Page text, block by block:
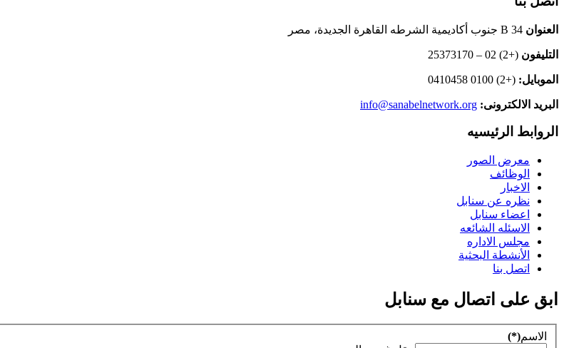
العنوان
التليفون (+2) 02 – 25373170
الموبايل: (+2) 0100 0410458
البريد الالكترونى: info@sanabelnetwork.org
الروابط الرئيسيه
معرض الصور
الوظائف
الاخبار
نظره عن سنابل
اعضاء سنابل
الاسئله الشائعه
مجلس الاداره
الأنشطة البحثية
اتصل بنا
ابق على اتصال مع سنابل
الاسم(*)